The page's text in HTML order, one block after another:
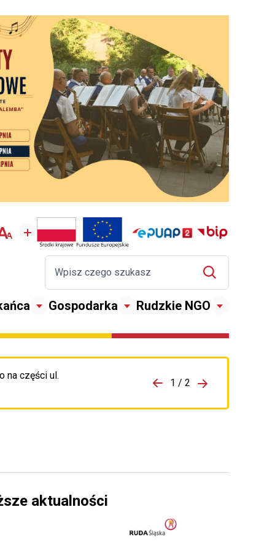
Gospodarka Rudzkie NGO
na części ul.
do porzpedniego komunikatu 1 / 2
Przejdź do
aktualności